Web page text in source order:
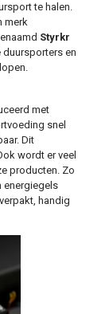
te halen.
merk
Styrkr
duursporters en
met
snel
Dit
wordt er veel
producten. Zo
energiegels
handig